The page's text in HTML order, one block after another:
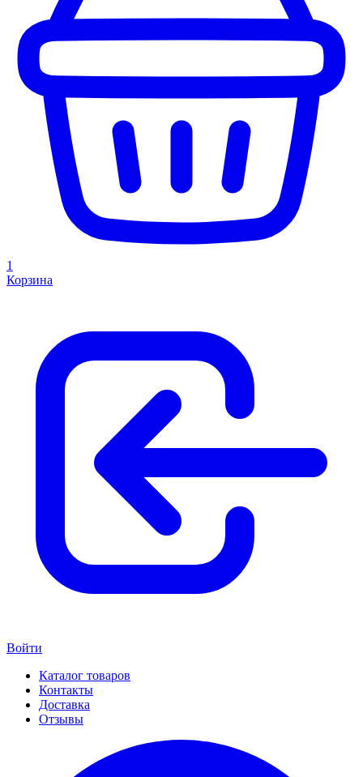
1
Корзина
Войти
Каталог товаров
Контакты
Доставка
Отзывы